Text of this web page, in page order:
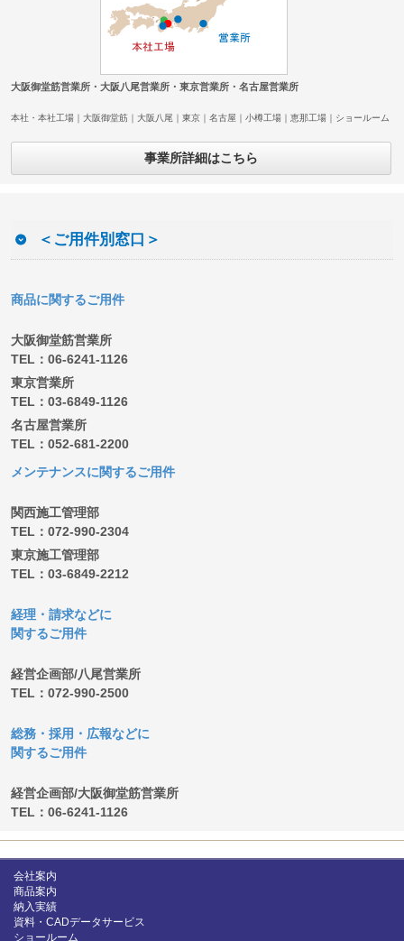
大阪御堂筋営業所・大阪八尾営業所・東京営業所・名古屋営業所
本社・本社工場｜大阪御堂筋｜大阪八尾｜東京｜名古屋｜小樽工場｜恵那工場｜ショールーム
事業所詳細はこちら
＜ご用件別窓口＞
商品に関するご用件
大阪御堂筋営業所
TEL：06-6241-1126
東京営業所
TEL：03-6849-1126
名古屋営業所
TEL：052-681-2200
メンテナンスに関するご用件
関西施工管理部
TEL：072-990-2304
東京施工管理部
TEL：03-6849-2212
経理・請求などに
関するご用件
経営企画部/八尾営業所
TEL：072-990-2500
総務・採用・広報などに
関するご用件
経営企画部/大阪御堂筋営業所
TEL：06-6241-1126
会社案内
商品案内
納入実績
資料・CADデータサービス
ショールーム